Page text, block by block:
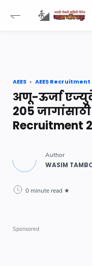
AEES AEES Recruitment
अणू-ऊर्जा
205 जागांसाठी
Recruitment
0 minute read